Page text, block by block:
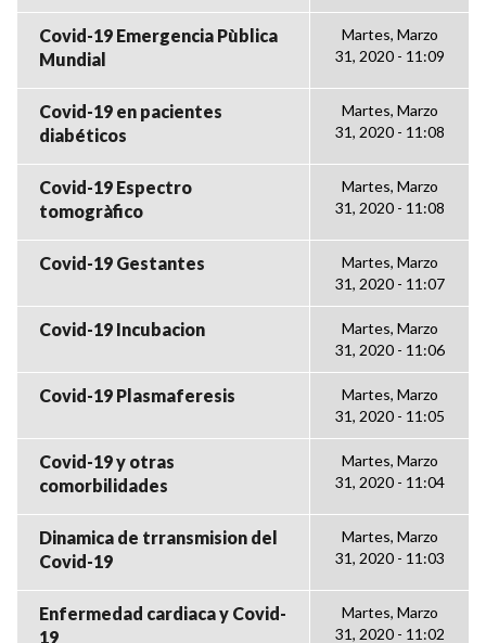
Covid-19 Emergencia Pùblica
Mundial
Martes, Marzo
31, 2020 - 11:09
Covid-19 en pacientes
diabéticos
Martes, Marzo
31, 2020 - 11:08
Covid-19 Espectro
tomogràfico
Martes, Marzo
31, 2020 - 11:08
Covid-19 Gestantes
Martes, Marzo
31, 2020 - 11:07
Covid-19 Incubacion
Martes, Marzo
31, 2020 - 11:06
Covid-19 Plasmaferesis
Martes, Marzo
31, 2020 - 11:05
Covid-19 y otras
comorbilidades
Martes, Marzo
31, 2020 - 11:04
Dinamica de trransmision del
Covid-19
Martes, Marzo
31, 2020 - 11:03
Enfermedad cardiaca y Covid-
19
Martes, Marzo
31, 2020 - 11:02